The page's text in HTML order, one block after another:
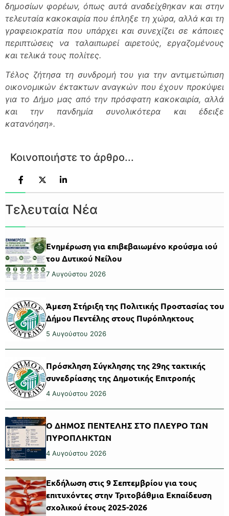
δημοσίων φορέων, όπως αυτά αναδείχθηκαν και στην
τελευταία κακοκαιρία που έπληξε τη χώρα, αλλά και τη
γραφειοκρατία που υπάρχει και συνεχίζει σε κάποιες
περιπτώσεις να ταλαιπωρεί αιρετούς, εργαζομένους
και τελικά τους πολίτες.
Τέλος ζήτησα τη συνδρομή του για την αντιμετώπιση
οικονομικών έκτακτων αναγκών που έχουν προκύψει
για το Δήμο μας από την πρόσφατη κακοκαιρία, αλλά
και την πανδημία συνολικότερα και έδειξε
κατανόηση».
Κοινοποιήστε το άρθρο...
Τελευταία Νέα
Ενημέρωση για επιβεβαιωμένο κρούσμα ιού
του Δυτικού Νείλου
7 Αυγούστου 2026
Άμεση Στήριξη της Πολιτικής Προστασίας του
Δήμου Πεντέλης στους Πυρόπληκτους
5 Αυγούστου 2026
Πρόσκληση Σύγκλησης της 29ης τακτικής
συνεδρίασης της Δημοτικής Επιτροπής
4 Αυγούστου 2026
Ο ΔΗΜΟΣ ΠΕΝΤΕΛΗΣ ΣΤΟ ΠΛΕΥΡΟ ΤΩΝ
ΠΥΡΟΠΛΗΚΤΩΝ
4 Αυγούστου 2026
Εκδήλωση στις 9 Σεπτεμβρίου για τους
επιτυχόντες στην Τριτοβάθμια Εκπαίδευση
σχολικού έτους 2025-2026